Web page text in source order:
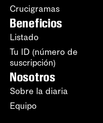
Crucigramas
Beneficios
Listado
Tu ID (número de
suscripción)
Nosotros
Sobre la diaria
Equipo